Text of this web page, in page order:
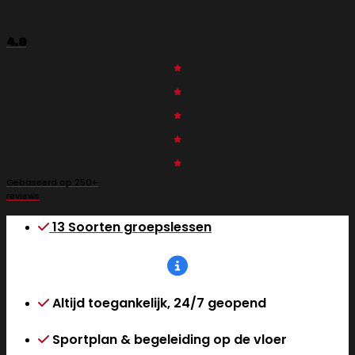
4.9
Gebaseerd op 250+
reviews
13 Soorten groepslessen
Altijd toegankelijk, 24/7 geopend
Sportplan & begeleiding op de vloer